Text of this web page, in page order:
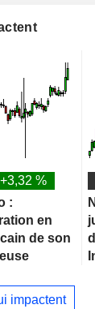
+3,32 %
:
en
de son
impactent